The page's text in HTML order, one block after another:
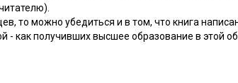
то можно убедиться и в том, что книга
- как получивших высшее образование в этой